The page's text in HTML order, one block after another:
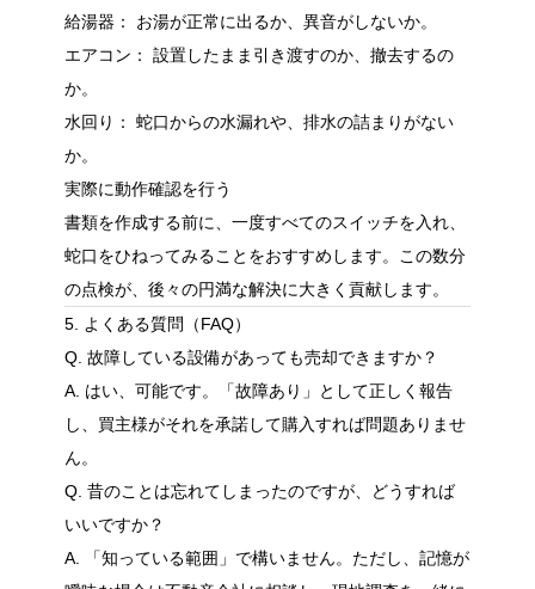
給湯器： お湯が正常に出るか、異音がしないか。
エアコン： 設置したまま引き渡すのか、撤去するの
か。
水回り： 蛇口からの水漏れや、排水の詰まりがない
か。
実際に動作確認を行う
書類を作成する前に、一度すべてのスイッチを入れ、
蛇口をひねってみることをおすすめします。この数分
の点検が、後々の円満な解決に大きく貢献します。
5. よくある質問（FAQ）
Q. 故障している設備があっても売却できますか？
A. はい、可能です。「故障あり」として正しく報告
し、買主様がそれを承諾して購入すれば問題ありませ
ん。
Q. 昔のことは忘れてしまったのですが、どうすれば
いいですか？
A. 「知っている範囲」で構いません。ただし、記憶が